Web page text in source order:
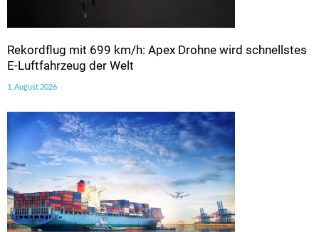
Rekordflug mit 699 km/h: Apex Drohne wird schnellstes
E-Luftfahrzeug der Welt
1. August 2026